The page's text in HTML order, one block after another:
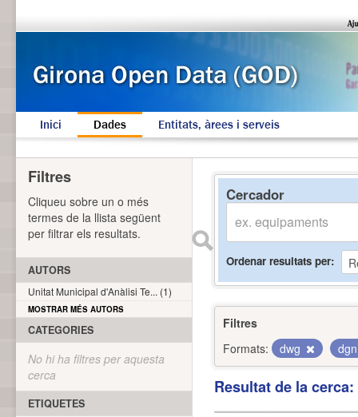
Inici Dades Entitats, àrees i serveis
Cercador
Ordenar resultats per
Filtres
Formats:
dwg
Resultat de la
Filtres
Cliqueu sobre un o més
termes de la llista següent
per filtrar els resultats.
AUTORS
Unitat Municipal d'Anàlisi Te... (1)
MOSTRAR MÉS AUTORS
CATEGORIES
No hi ha filtres per aquesta
cerca
ETIQUETES